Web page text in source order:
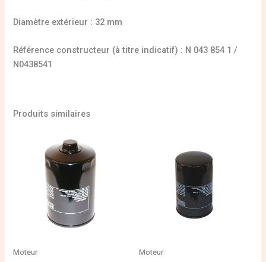
Diamètre extérieur : 32 mm
Référence constructeur (à titre indicatif) : N 043 854 1 /
N0438541
Produits similaires
Moteur Moteur